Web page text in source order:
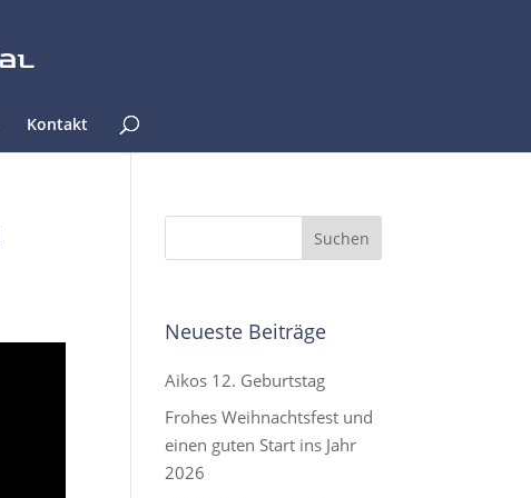
Kontakt
Neueste Beiträge
Aikos 12. Geburtstag
Frohes Weihnachtsfest und
einen guten Start ins Jahr
2026